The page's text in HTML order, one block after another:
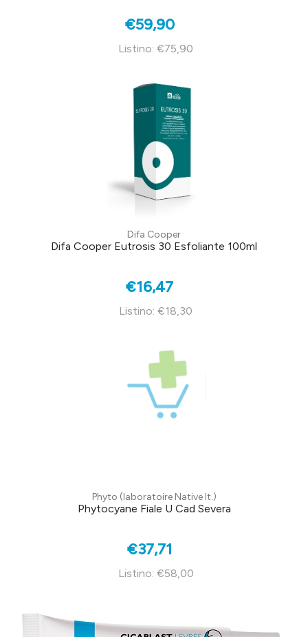
€59,90
Listino: €75,90
Difa Cooper
Difa Cooper Eutrosis 30 Esfoliante 100ml
€16,47
Listino: €18,30
Phyto (laboratoire Native It.)
Phytocyane Fiale U Cad Severa
€37,71
Listino: €58,00